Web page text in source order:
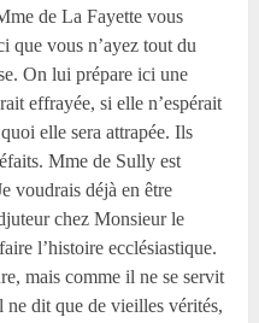
de La Fayette vous
que vous n’ayez tout du
On lui prépare ici une
effrayée, si elle n’espérait
elle sera attrapée. Ils
Mme de Sully est
voudrais déjà en être
chez Monsieur le
l’histoire ecclésiastique.
mais comme il ne se servit
ne dit que de vieilles vérités,